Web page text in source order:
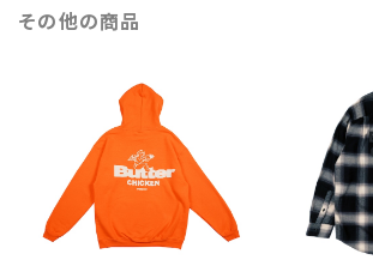
その他の商品